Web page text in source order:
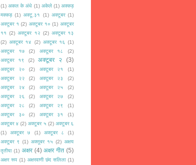
(1) अकल के अंधे (1) अकेले (1) अक्कड़
मक्कड़ (1) अक्टू.३१ (1) अक्टूबर (1)
अक्टूबर १ (2) अक्टूबर १० (1) अक्टूबर
११ (2) अक्टूबर १२ (2) अक्टूबर १३
(2) अक्टूबर १४ (2) अक्टूबर १६ (1)
अक्टूबर १७
(2) अक्टूबर १८
(2)
अक्टूबर १९
(2) अक्टूबर २ (3)
अक्टूबर २० (2) अक्टूबर २१
(1)
अक्टूबर २२
(2) अक्टूबर २३
(2)
अक्टूबर २४
(2) अक्टूबर २५
(2)
अक्टूबर २६
(2) अक्टूबर २७
(2)
अक्टूबर २८
(2) अक्टूबर २९
(1)
अक्टूबर ३०
(2) अक्टूबर ३१
(1)
अक्टूबर ४ (2) अक्टूबर ५ (2) अक्टूबर ६
(1)
अक्टूबर ७ (1) अक्टूबर ८
(1)
अक्टूबर ९ (1) अक्तूबर १५ (2) अक्षय
तृतीया (1) अक्षर (4) अक्षर गीत (5)
अक्षर रूप (1) अक्षरवाणी छंद सलिला (1)